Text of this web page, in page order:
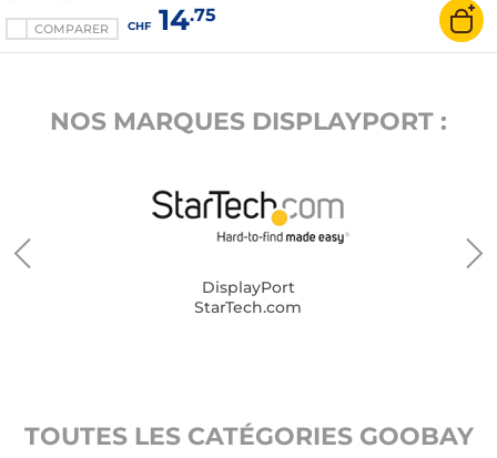
COMPARER CHF14.75
NOS MARQUES DISPLAYPORT :
DisplayPort
StarTech.com
TOUTES LES CATÉGORIES GOOBAY